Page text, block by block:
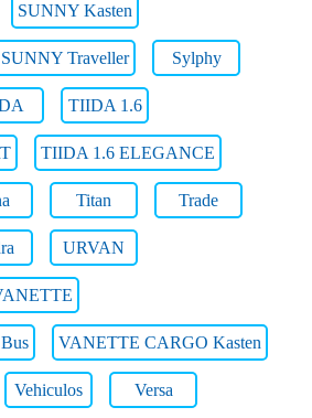
SUNNY Kasten
SUNNY Traveller Sylphy
TIIDA 1.6
TIIDA 1.6 ELEGANCE
Titan Trade
URVAN
VANETTE CARGO Kasten
Vehiculos Versa